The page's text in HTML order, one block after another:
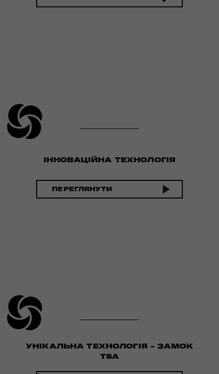
ІННОВАЦІЙНА ТЕХНОЛОГІЯ
ПЕРЕГЛЯНУТИ
УНІКАЛЬНА ТЕХНОЛОГІЯ - ЗАМОК
TSA